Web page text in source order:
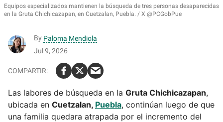
Equipos especializados mantienen la búsqueda de tres personas desaparecidas
en la Gruta Chichicazapan, en Cuetzalan, Puebla.
X @PCGobPue
By Paloma Mendiola
Jul 9, 2026
Las labores de búsqueda en la Gruta Chichicazapan,
ubicada en Cuetzalan, Puebla, continúan luego de que
una familia quedara atrapada por el incremento del